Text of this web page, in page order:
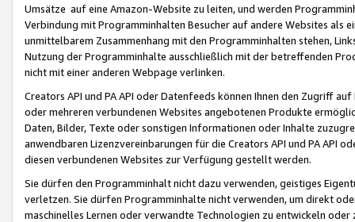
Umsätze auf eine Amazon-Website zu leiten, und werden
Verbindung mit Programminhalten Besucher auf andere Websites als
unmittelbarem Zusammenhang mit den Programminhalten stehen,
Nutzung der Programminhalte ausschließlich mit der betreffenden
nicht mit einer anderen Webpage verlinken.
Creators API und PA API oder Datenfeeds können Ihnen den Zugriff
oder mehreren verbundenen Websites angebotenen Produkte
Daten, Bilder, Texte oder sonstigen Informationen oder Inhalte
anwendbaren Lizenzvereinbarungen für die Creators API und PA API
diesen verbundenen Websites zur Verfügung gestellt werden.
Sie dürfen den Programminhalt nicht dazu verwenden, geistiges
verletzen. Sie dürfen Programminhalte nicht verwenden, um direkt
maschinelles Lernen oder verwandte Technologien zu entwickeln